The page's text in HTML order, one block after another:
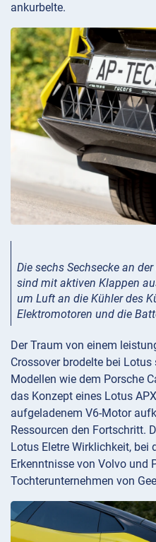
ankurbelte.
Die sechs Sechsecke an
sind mit aktiven Klappen
um Luft an die Kühler des
Elektromotoren und die
Der Traum von einem
Crossover brodelte bei
Modellen wie dem Porsche
das Konzept eines Lotus
aufgeladenem V6-Motor
Ressourcen den Fortschritt.
Lotus Eletre Wirklichkeit, bei
Erkenntnisse von Volvo und
Tochterunternehmen von